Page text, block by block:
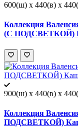
600(ш) x 440(в) x
Коллекция
(С ПОДСВЕТКОЙ)
900(ш) x 440(в) x
Коллекция
ПОДСВЕТКОЙ)